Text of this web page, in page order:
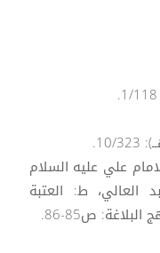
علي عليه السلام
ط: العتبة
ص85-86.